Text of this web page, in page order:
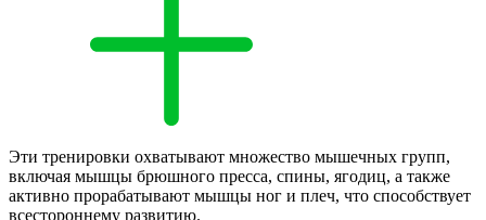
Эти тренировки охватывают множество мышечных групп,
включая мышцы брюшного пресса, спины, ягодиц, а также
активно прорабатывают мышцы ног и плеч, что способствует
всестороннему развитию.